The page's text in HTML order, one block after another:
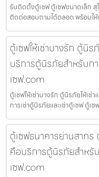
รับติดตั้งตู้เซฟ ตู้เซฟขนาดเล็ก
ติดต่อสอบถามได้ตลอด พร้อมใ
ตู้เซฟให้เช่าบางรัก ตู้นิร
บริการตู้นิรภัยสำหรับก
เซฟ.com
ตู้เซฟให้เช่าบางรัก ตู้นิรภัยให้เช่
การเช่าตู้นิรภัยและเช่าตู้เซฟ ตู้เ
ตู้เซฟธนาคารย่านสาทร
คือบริการตู้นิรภัยสำหรั
เซฟ.com